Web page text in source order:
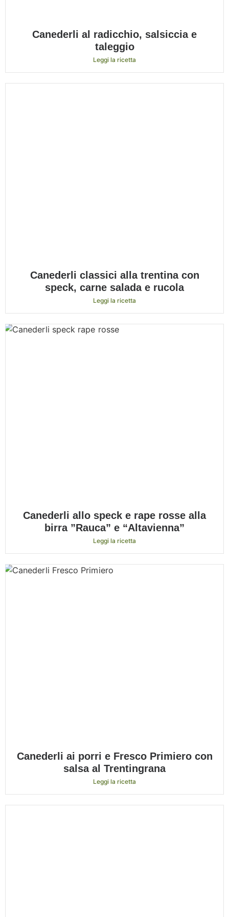
Canederli al radicchio, salsiccia e
taleggio
Leggi la ricetta
Canederli classici alla trentina con
speck, carne salada e rucola
Leggi la ricetta
Canederli allo speck e rape rosse alla
birra ”Rauca” e “Altavienna”
Leggi la ricetta
Canederli ai porri e Fresco Primiero con
salsa al Trentingrana
Leggi la ricetta